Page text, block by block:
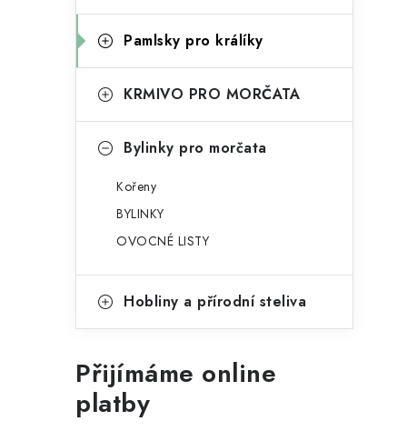
n
e
Pamlsky pro králíky
KRMIVO PRO MORČATA
Bylinky pro morčata
Kořeny
BYLINKY
OVOCNÉ LISTY
Hobliny a přírodní steliva
Přijímáme online
platby